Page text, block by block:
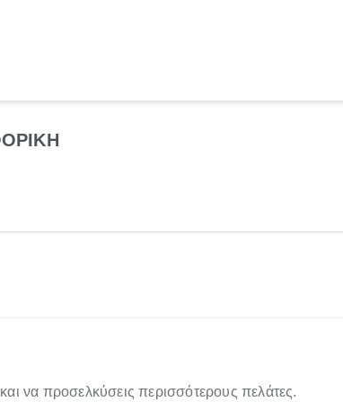
να προσελκύσεις περισσότερους πελάτες.